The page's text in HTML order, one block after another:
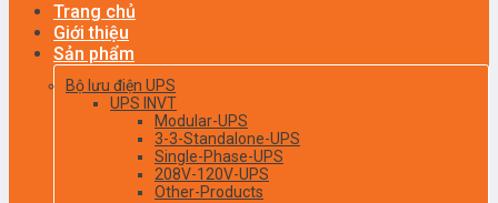
Trang chủ
Giới thiệu
Sản phẩm
Bộ lưu điện UPS
UPS INVT
Modular-UPS
3-3-Standalone-UPS
Single-Phase-UPS
208V-120V-UPS
Other-Products